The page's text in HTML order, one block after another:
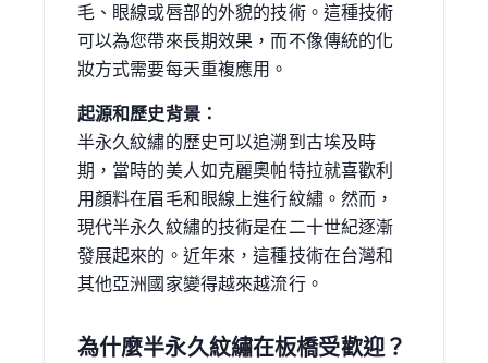
毛、眼線或唇部的外貌的技術。這種技術
可以為您帶來長期效果，而不像傳統的化
妝方式需要每天重複應用。
起源和歷史背景：
半永久紋繡的歷史可以追溯到古埃及時
期，當時的美人如克麗奧帕特拉就喜歡利
用顏料在眉毛和眼線上進行紋繡。然而，
現代半永久紋繡的技術是在二十世紀逐漸
發展起來的。近年來，這種技術在台灣和
其他亞洲國家變得越來越流行。
為什麼半永久紋繡在板橋受歡迎？